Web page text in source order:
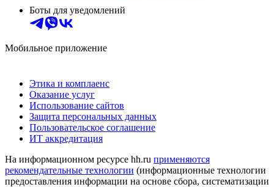
Боты для уведомлений
Мобильное приложение
Этика и комплаенс
Оказание услуг
Использование сайтов
Защита персональных данных
Пользовательское соглашение
ИТ аккредитация
На информационном ресурсе hh.ru применяются
рекомендательные технологии (информационные технологии
предоставления информации на основе сбора, систематизации